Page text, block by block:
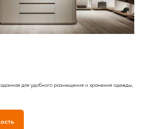
для удобного размещения и хранения одежды,